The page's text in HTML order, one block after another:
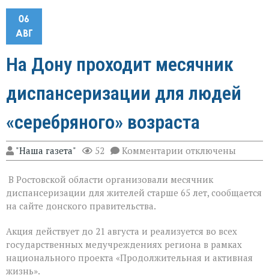
06
АВГ
На Дону проходит месячник
диспансеризации для людей
«серебряного» возраста
"Наша газета" 52 Комментарии к
записи
Дону
проходит
месячник
людей
«серебряного»
возраста
отключены
В Ростовской области организовали месячник
диспансеризации для жителей старше 65 лет, сообщается
на сайте донского правительства.
Акция действует до 21 августа и реализуется во всех
государственных медучреждениях региона в рамках
национального проекта «Продолжительная и активная
жизнь».